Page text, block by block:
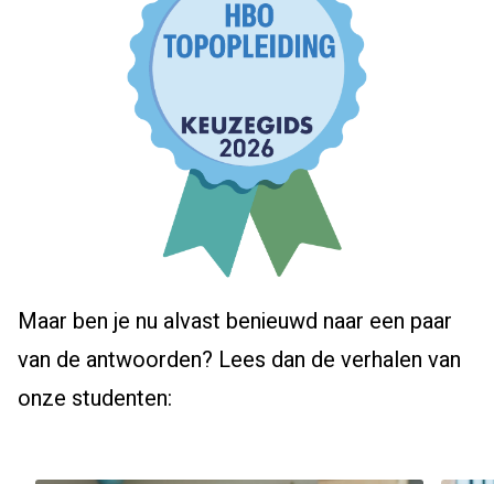
Maar ben je nu alvast benieuwd naar een paar
van de antwoorden? Lees dan de verhalen van
onze studenten: